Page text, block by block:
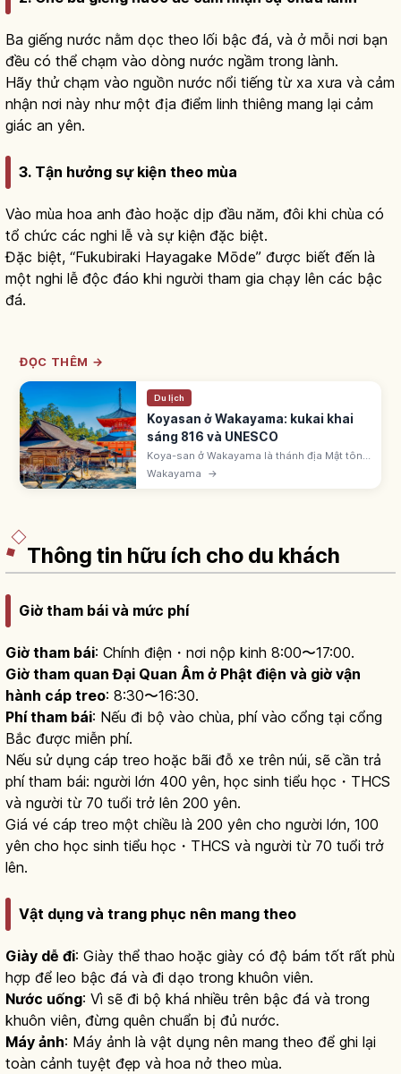
Ba giếng nước nằm dọc theo lối bậc đá, và ở mỗi nơi bạn
đều có thể chạm vào dòng nước ngầm trong lành.
Hãy thử chạm vào nguồn nước nổi tiếng từ xa xưa và cảm
nhận nơi này như một địa điểm linh thiêng mang lại cảm
giác an yên.
3. Tận hưởng sự kiện theo mùa
Vào mùa hoa anh đào hoặc dịp đầu năm, đôi khi chùa có
tổ chức các nghi lễ và sự kiện đặc biệt.
Đặc biệt, “Fukubiraki Hayagake Mōde” được biết đến là
một nghi lễ độc đáo khi người tham gia chạy lên các bậc
đá.
ĐỌC THÊM →
Du lịch
Koyasan ở Wakayama: kukai khai
sáng 816 và UNESCO
Koya-san ở Wakayama là thánh địa Mật tông
Shingon do Kukai khai sáng 816. UNESCO
'Đường hành hương Kii'. Cao ~800m. Có lưu
Wakayama →
Thông tin hữu ích cho du khách
Giờ tham bái và mức phí
Giờ tham bái: Chính điện・nơi nộp kinh 8:00〜17:00.
Giờ tham quan Đại Quan Âm ở Phật điện và giờ vận
hành cáp treo: 8:30〜16:30.
Phí tham bái: Nếu đi bộ vào chùa, phí vào cổng tại cổng
Bắc được miễn phí.
Nếu sử dụng cáp treo hoặc bãi đỗ xe trên núi, sẽ cần trả
phí tham bái: người lớn 400 yên, học sinh tiểu học・THCS
và người từ 70 tuổi trở lên 200 yên.
Giá vé cáp treo một chiều là 200 yên cho người lớn, 100
yên cho học sinh tiểu học・THCS và người từ 70 tuổi trở
lên.
Vật dụng và trang phục nên mang theo
Giày dễ đi: Giày thể thao hoặc giày có độ bám tốt rất phù
hợp để leo bậc đá và đi dạo trong khuôn viên.
Nước uống: Vì sẽ đi bộ khá nhiều trên bậc đá và trong
khuôn viên, đừng quên chuẩn bị đủ nước.
Máy ảnh: Máy ảnh là vật dụng nên mang theo để ghi lại
toàn cảnh tuyệt đẹp và hoa nở theo mùa.